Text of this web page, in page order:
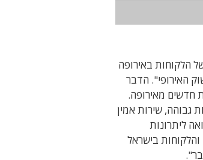
הלקוחות באירופה
האירופי". הדבר
חדשים מאירופה.
גבוהה, שירות אמין
ליתרונות
והלקוחות בישראל